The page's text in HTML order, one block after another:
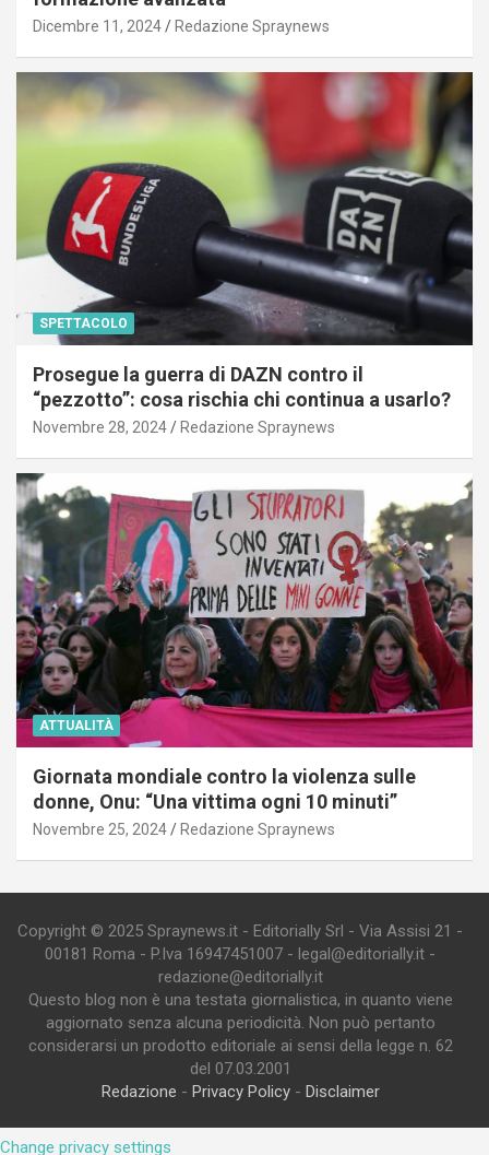
Dicembre 11, 2024 Redazione Spraynews
SPETTACOLO
Prosegue la guerra di DAZN contro il
“pezzotto”: cosa rischia chi continua a usarlo?
Novembre 28, 2024 Redazione Spraynews
ATTUALITÀ
Giornata mondiale contro la violenza sulle
donne, Onu: “Una vittima ogni 10 minuti”
Novembre 25, 2024 Redazione Spraynews
Copyright © 2025 Spraynews.it - Editorially Srl - Via Assisi 21 -
00181 Roma - P.Iva 16947451007 - legal@editorially.it -
redazione@editorially.it
Questo blog non è una testata giornalistica, in quanto viene
aggiornato senza alcuna periodicità. Non può pertanto
considerarsi un prodotto editoriale ai sensi della legge n. 62
del 07.03.2001
Redazione - Privacy Policy- Disclaimer
Change privacy settings